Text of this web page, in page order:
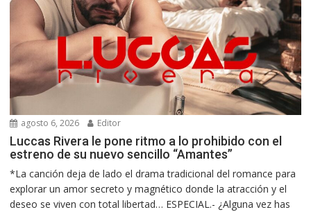
agosto 6, 2026 Editor
Luccas Rivera le pone ritmo a lo prohibido con el
estreno de su nuevo sencillo “Amantes”
*La canción deja de lado el drama tradicional del romance para
explorar un amor secreto y magnético donde la atracción y el
deseo se viven con total libertad… ESPECIAL.- ¿Alguna vez has